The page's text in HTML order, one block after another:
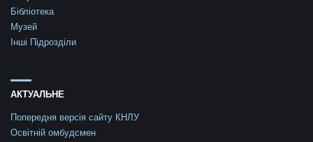
Бібліотека
Музей
Інші Підрозділи
АКТУАЛЬНЕ
Попередня версія сайту КНЛУ
Освітній омбудсмен